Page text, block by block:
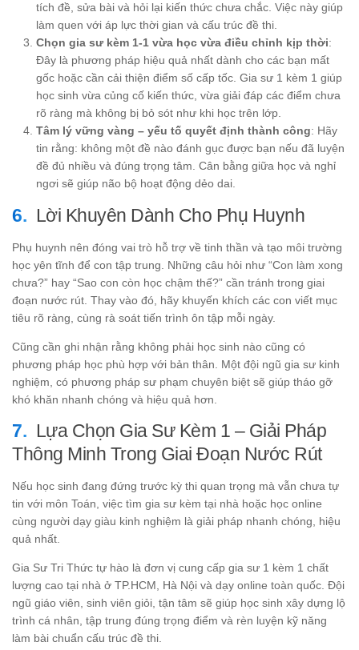
tích đề, sửa bài và hỏi lại kiến thức chưa chắc. Việc này giúp
làm quen với áp lực thời gian và cấu trúc đề thi.
Chọn gia sư kèm 1-1 vừa học vừa điều chỉnh kịp thời:
Đây là phương pháp hiệu quả nhất dành cho các bạn mất
gốc hoặc cần cải thiện điểm số cấp tốc. Gia sư 1 kèm 1 giúp
học sinh vừa củng cố kiến thức, vừa giải đáp các điểm chưa
rõ ràng mà không bị bỏ sót như khi học trên lớp.
Tâm lý vững vàng – yếu tố quyết định thành công: Hãy
tin rằng: không một đề nào đánh gục được bạn nếu đã luyện
đề đủ nhiều và đúng trọng tâm. Cân bằng giữa học và nghỉ
ngơi sẽ giúp não bộ hoạt động dẻo dai.
Lời Khuyên Dành Cho Phụ Huynh
Phụ huynh nên đóng vai trò hỗ trợ về tinh thần và tạo môi trường
học yên tĩnh để con tập trung. Những câu hỏi như “Con làm xong
chưa?” hay “Sao con còn học chậm thế?” cần tránh trong giai
đoạn nước rút. Thay vào đó, hãy khuyến khích các con viết mục
tiêu rõ ràng, cùng rà soát tiến trình ôn tập mỗi ngày.
Cũng cần ghi nhận rằng không phải học sinh nào cũng có
phương pháp học phù hợp với bản thân. Một đội ngũ gia sư kinh
nghiệm, có phương pháp sư phạm chuyên biệt sẽ giúp tháo gỡ
khó khăn nhanh chóng và hiệu quả hơn.
Lựa Chọn Gia Sư Kèm 1 – Giải Pháp
Thông Minh Trong Giai Đoạn Nước Rút
Nếu học sinh đang đứng trước kỳ thi quan trọng mà vẫn chưa tự
tin với môn Toán, việc tìm gia sư kèm tại nhà hoặc học online
cùng người dạy giàu kinh nghiệm là giải pháp nhanh chóng, hiệu
quả nhất.
Gia Sư Tri Thức tự hào là đơn vị cung cấp gia sư 1 kèm 1 chất
lượng cao tại nhà ở TP.HCM, Hà Nội và dạy online toàn quốc. Đội
ngũ giáo viên, sinh viên giỏi, tận tâm sẽ giúp học sinh xây dựng lộ
trình cá nhân, tập trung đúng trọng điểm và rèn luyện kỹ năng
làm bài chuẩn cấu trúc đề thi.